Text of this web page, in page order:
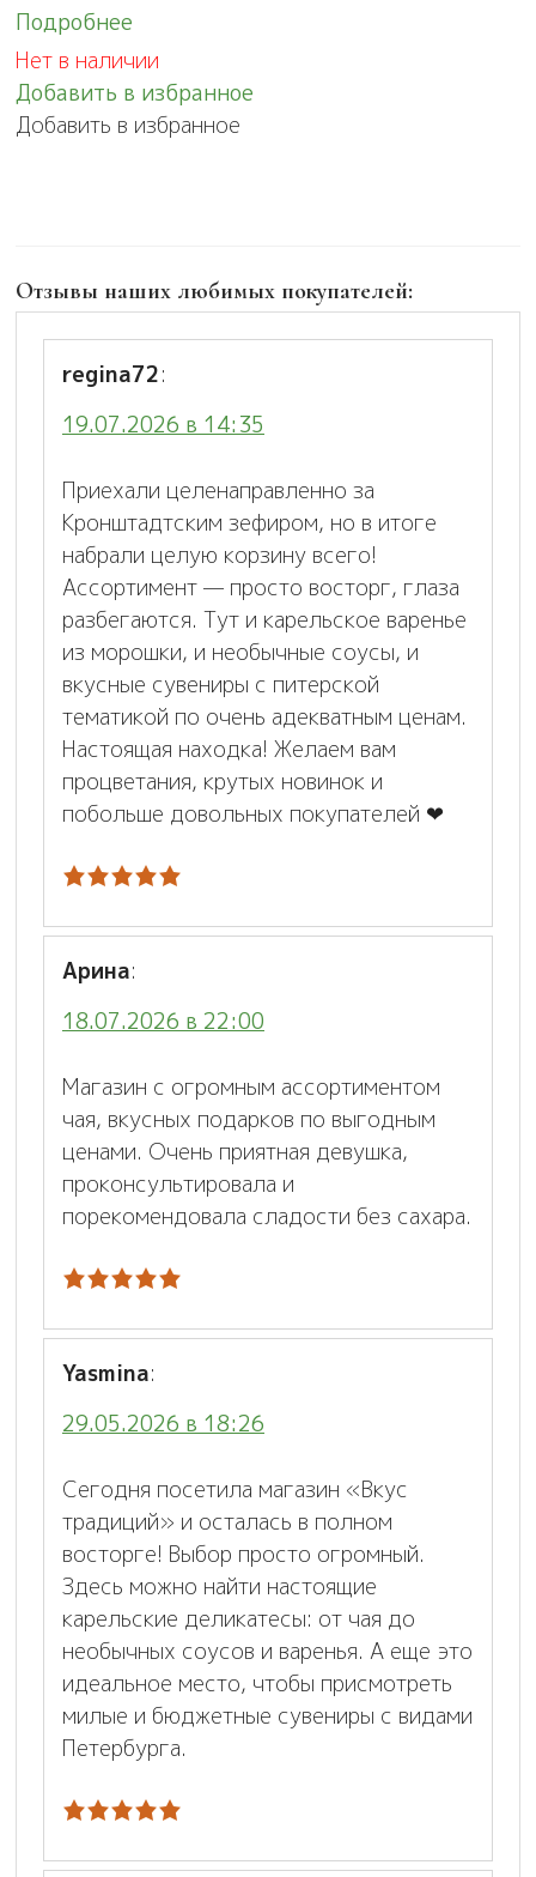
Подробнее
Нет в наличии
Добавить в избранное
Добавить в избранное
Отзывы наших любимых покупателей:
regina72:
19.07.2026 в 14:35
Приехали целенаправленно за
Кронштадтским зефиром, но в итоге
набрали целую корзину всего!
Ассортимент — просто восторг, глаза
разбегаются. Тут и карельское варенье
из морошки, и необычные соусы, и
вкусные сувениры с питерской
тематикой по очень адекватным ценам.
Настоящая находка! Желаем вам
процветания, крутых новинок и
побольше довольных покупателей ❤
Арина:
18.07.2026 в 22:00
Магазин с огромным ассортиментом
чая, вкусных подарков по выгодным
ценами. Очень приятная девушка,
проконсультировала и
порекомендовала сладости без сахара.
Yasmina:
29.05.2026 в 18:26
Сегодня посетила магазин «Вкус
традиций» и осталась в полном
восторге! Выбор просто огромный.
Здесь можно найти настоящие
карельские деликатесы: от чая до
необычных соусов и варенья. А еще это
идеальное место, чтобы присмотреть
милые и бюджетные сувениры с видами
Петербурга.